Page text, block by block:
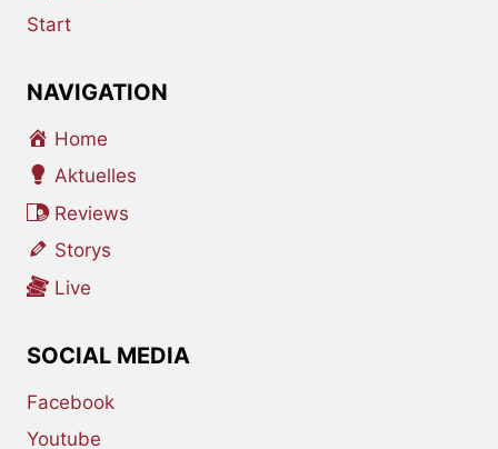
Start
NAVIGATION
Home
Aktuelles
Reviews
Storys
Live
SOCIAL MEDIA
Facebook
Youtube